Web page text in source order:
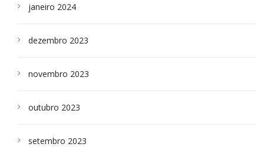
janeiro 2024
dezembro 2023
novembro 2023
outubro 2023
setembro 2023